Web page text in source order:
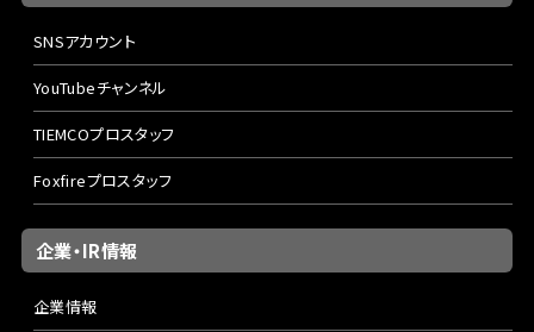
SNSアカウント
YouTubeチャンネル
TIEMCOプロスタッフ
Foxfireプロスタッフ
企業・IR情報
企業情報